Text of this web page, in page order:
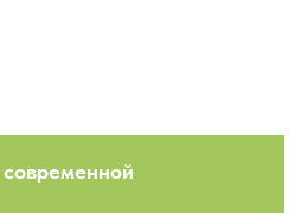
современной